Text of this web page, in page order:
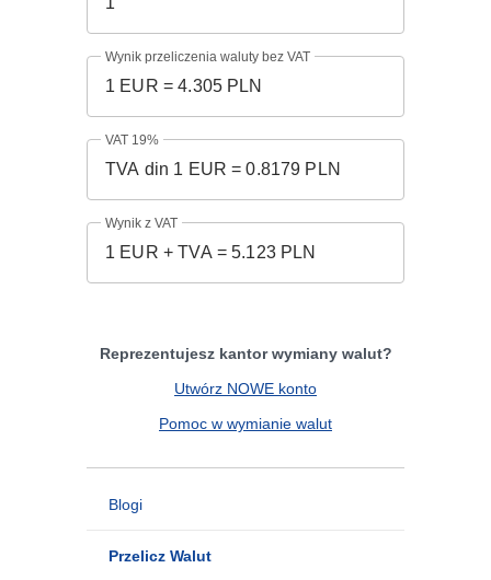
Wynik przeliczenia waluty bez VAT
VAT 19%
Wynik z VAT
Reprezentujesz kantor wymiany walut?
Utwórz NOWE konto
Pomoc w wymianie walut
Blogi
Przelicz Walut